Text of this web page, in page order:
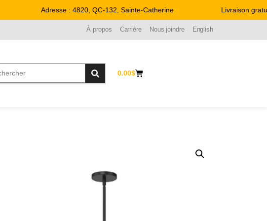
Adresse : 4820, QC-132, Sainte-Catherine Livraison
À propos Carrière Nous joindre English
0.00$